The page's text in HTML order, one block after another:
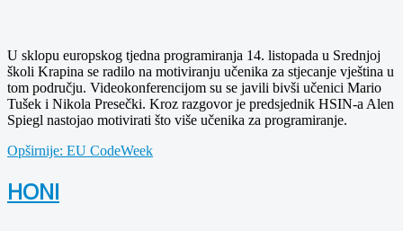
U sklopu europskog tjedna programiranja 14. listopada u Srednjoj
školi Krapina se radilo na motiviranju učenika za stjecanje vještina u
tom području. Videokonferencijom su se javili bivši učenici Mario
Tušek i Nikola Presečki. Kroz razgovor je predsjednik HSIN-a Alen
Spiegl nastojao motivirati što više učenika za programiranje.
Opširnije: EU CodeWeek
HONI